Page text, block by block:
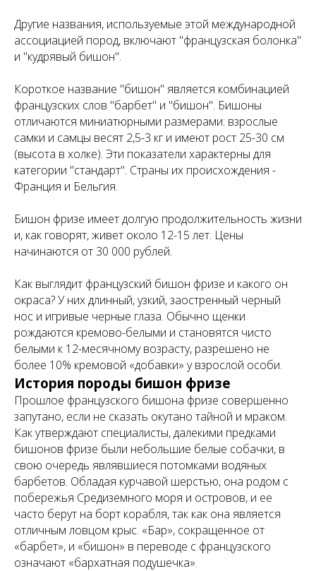
Другие названия, используемые этой международной
ассоциацией пород, включают "французская болонка"
и "кудрявый бишон".
Короткое название "бишон" является комбинацией
французских слов "барбет" и "бишон". Бишоны
отличаются миниатюрными размерами: взрослые
самки и самцы весят 2,5-3 кг и имеют рост 25-30 см
(высота в холке). Эти показатели характерны для
категории "стандарт". Страны их происхождения -
Франция и Бельгия.
Бишон фризе имеет долгую продолжительность жизни
и, как говорят, живет около 12-15 лет. Цены
начинаются от 30 000 рублей.
Как выглядит французский бишон фризе и какого он
окраса? У них длинный, узкий, заостренный черный
нос и игривые черные глаза. Обычно щенки
рождаются кремово-белыми и становятся чисто
белыми к 12-месячному возрасту, разрешено не
более 10% кремовой «добавки» у взрослой особи.
История породы бишон фризе
Прошлое французского бишона фризе совершенно
запутано, если не сказать окутано тайной и мраком.
Как утверждают специалисты, далекими предками
бишонов фризе были небольшие белые собачки, в
свою очередь являвшиеся потомками водяных
барбетов. Обладая курчавой шерстью, она родом с
побережья Средиземного моря и островов, и ее
часто берут на борт корабля, так как она является
отличным ловцом крыс. «Бар», сокращенное от
«барбет», и «бишон» в переводе с французского
означают «бархатная подушечка».